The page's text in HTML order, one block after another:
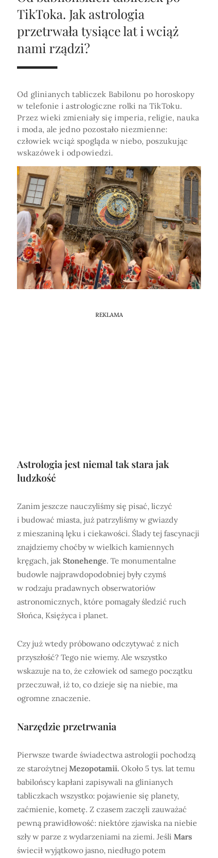
Horoskop Roczny 2026
Horoskop Miłosny
Horoskop Dziecięcy
Horoskop Biznesowy
Horoskop Numerologiczny
Horoskop Numerologiczny na 2026
Horoskop Ziołowy
Horoskop Egipski
Horoskop Słowiański
Horoskop Mongolski
Magia
Amulety i talizmany
ABC Kosmogramu
Niezwykły świat
Tarot3 karty
Magia imion
TarotKrzyż Celtycki
medycznej ani finansowej.
KURSY
Zaloguj się lub dołącz
SZUKAJ
ZAPRASZAMY DO ŚLEDZENIA ASTROMAGII
TikToka. Jak astrologia
przetrwała tysiące lat i wciąż
nami rządzi?
Od glinianych tabliczek Babilonu po horoskopy
w telefonie i astrologiczne rolki na TikToku.
Przez wieki zmieniały się imperia, religie, nauka
i moda, ale jedno pozostało niezmienne:
człowiek wciąż spogląda w niebo, poszukując
wskazówek i odpowiedzi.
REKLAMA
Astrologia jest niemal tak stara jak
ludzkość
Zanim jeszcze nauczyliśmy się pisać, liczyć
i budować miasta, już patrzyliśmy w gwiazdy
z mieszaniną lęku i ciekawości. Ślady tej fascynacji
znajdziemy choćby w wielkich kamiennych
kręgach, jak Stonehenge. Te monumentalne
budowle najprawdopodobniej były czymś
w rodzaju pradawnych obserwatoriów
astronomicznych, które pomagały śledzić ruch
Słońca, Księżyca i planet.
Czy już wtedy próbowano odczytywać z nich
przyszłość? Tego nie wiemy. Ale wszystko
wskazuje na to, że człowiek od samego początku
przeczuwał, iż to, co dzieje się na niebie, ma
ogromne znaczenie.
Narzędzie przetrwania
Pierwsze twarde świadectwa astrologii pochodzą
ze starożytnej Mezopotamii. Około 5 tys. lat temu
babilońscy kapłani zapisywali na glinianych
tabliczkach wszystko: pojawienie się planety,
zaćmienie, kometę. Z czasem zaczęli zauważać
pewną prawidłowość: niektóre zjawiska na niebie
szły w parze z wydarzeniami na ziemi. Jeśli Mars
świecił wyjątkowo jasno, niedługo potem